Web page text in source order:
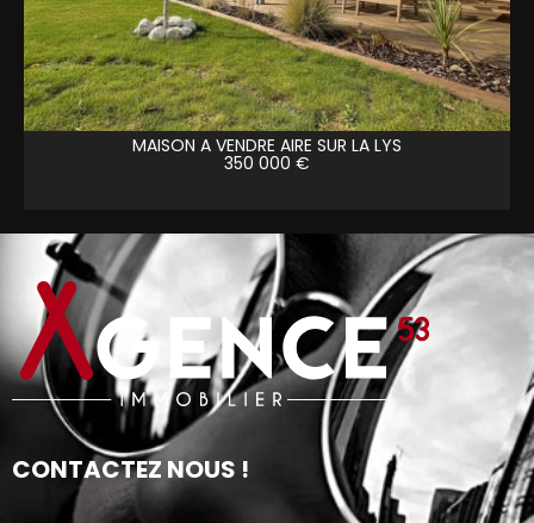
MAISON A VENDRE AIRE SUR LA LYS
350 000 €
CONTACTEZ NOUS !